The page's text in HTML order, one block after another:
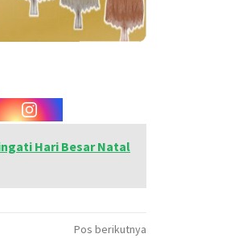
Hari Besar Natal
Pos berikutnya